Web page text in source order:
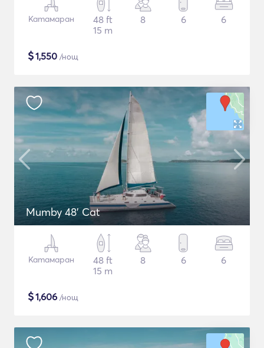
Катамаран
48 ft
15 m
8 6 6
$1,550 /нощ
Mumby 48' Cat
Катамаран
48 ft
15 m
8 6 6
$1,606 /нощ